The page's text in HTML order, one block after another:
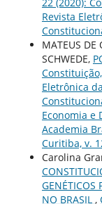
Revista
MATEUS DE
SCHWEDE,
Eletrônica
Economia e
Academia
Curitiba, v.
Carolina
GENÉTICOS
NO BRASIL ,